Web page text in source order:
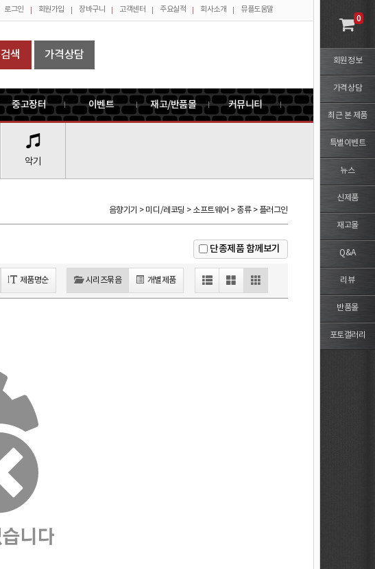
중고장터 이벤트 재고/반품몰 커뮤니티
악기
로그인 회원가입 장바구니 고객센터 주요실적 회사소개 뮤플도움말
검색 가격상담
음향기기 > 미디/레코딩 > 소프트웨어 > 종류 > 플러그인
단종제품 함께보기
제품명순 시리즈묶음 개별제품
0
회원정보
가격상담
최근 본 제품
특별이벤트
뉴스
신제품
재고몰
Q&A
리뷰
반품몰
포토갤러리